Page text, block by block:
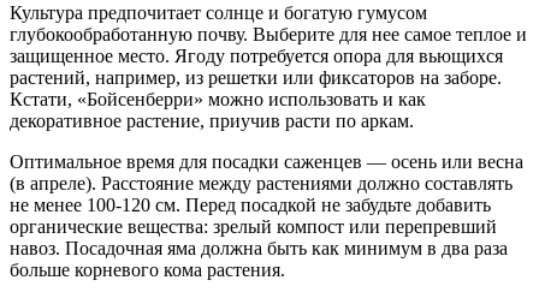
Культура предпочитает солнце и богатую гумусом
глубокообработанную почву. Выберите для нее самое теплое и
защищенное место. Ягоду потребуется опора для вьющихся
растений, например, из решетки или фиксаторов на заборе.
Кстати, «Бойсенберри» можно использовать и как
декоративное растение, приучив расти по аркам.
Оптимальное время для посадки саженцев — осень или весна
(в апреле). Расстояние между растениями должно составлять
не менее 100-120 см. Перед посадкой не забудьте добавить
органические вещества: зрелый компост или перепревший
навоз. Посадочная яма должна быть как минимум в два раза
больше корневого кома растения.